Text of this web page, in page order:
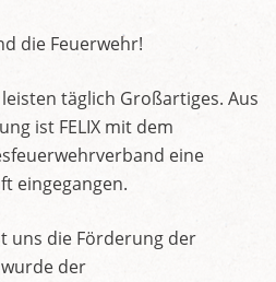
die Feuerwehr!
täglich Großartiges. Aus
ist FELIX mit dem
eine
eingegangen.
uns die Förderung der
der